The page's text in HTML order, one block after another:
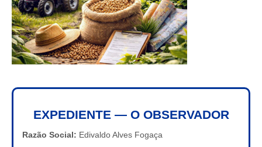
EXPEDIENTE — O OBSERVADOR
Razão Social: Edivaldo Alves Fogaça